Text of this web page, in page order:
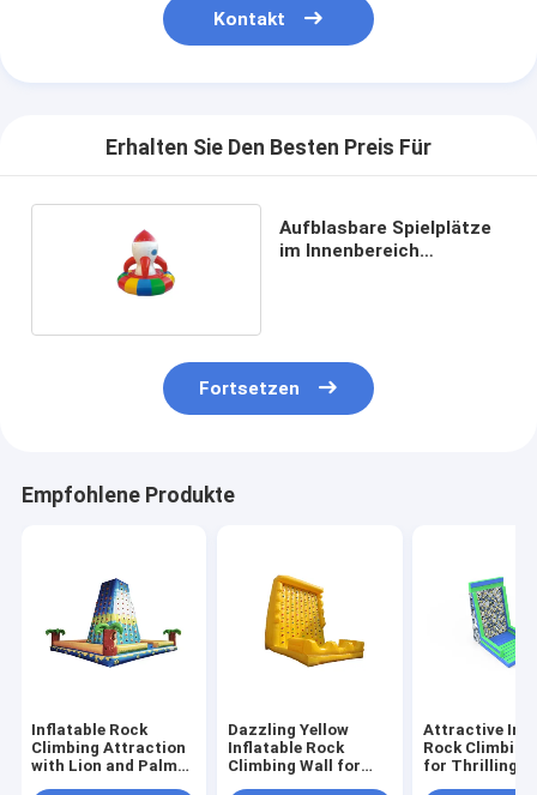
Kontakt
Erhalten Sie Den Besten Preis Für
Aufblasbare Spielplätze
im Innenbereich
Fortsetzen
Empfohlene Produkte
Inflatable Rock
Climbing Attraction
with Lion and Palm
Dazzling Yellow
Inflatable Rock
Climbing Wall for
Attractive
Rock Climbing
for Thrilling